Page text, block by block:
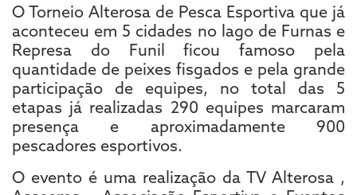
O Torneio Alterosa de Pesca Esportiva que já
aconteceu em 5 cidades no lago de Furnas e
Represa do Funil ficou famoso pela
quantidade de peixes fisgados e pela grande
participação de equipes, no total das 5
etapas já realizadas 290 equipes marcaram
presença e aproximadamente 900
pescadores esportivos.
O evento é uma realização da TV Alterosa ,